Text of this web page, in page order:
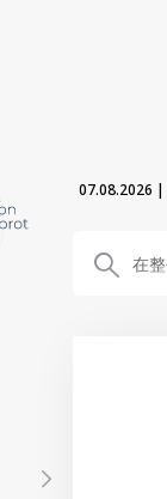
07.08.2026 |